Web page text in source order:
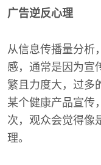
广告逆反心理
从信息传播量分析
感，通常是因为宣
繁且力度大，过多
某个健康产品宣传
次，观众会觉得像
理。